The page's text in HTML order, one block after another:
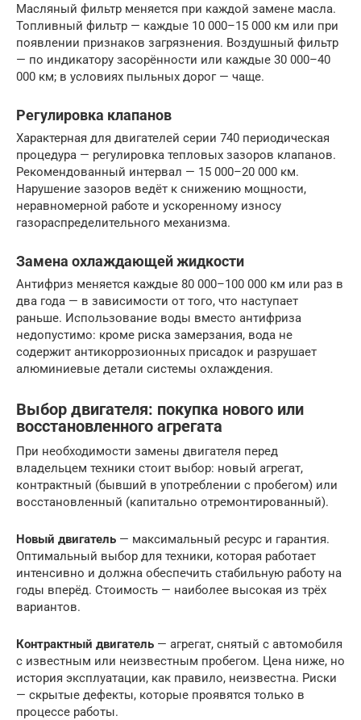
Масляный фильтр меняется при каждой замене масла.
Топливный фильтр — каждые 10 000–15 000 км или при
появлении признаков загрязнения. Воздушный фильтр
— по индикатору засорённости или каждые 30 000–40
000 км; в условиях пыльных дорог — чаще.
Регулировка клапанов
Характерная для двигателей серии 740 периодическая
процедура — регулировка тепловых зазоров клапанов.
Рекомендованный интервал — 15 000–20 000 км.
Нарушение зазоров ведёт к снижению мощности,
неравномерной работе и ускоренному износу
газораспределительного механизма.
Замена охлаждающей жидкости
Антифриз меняется каждые 80 000–100 000 км или раз в
два года — в зависимости от того, что наступает
раньше. Использование воды вместо антифриза
недопустимо: кроме риска замерзания, вода не
содержит антикоррозионных присадок и разрушает
алюминиевые детали системы охлаждения.
Выбор двигателя: покупка нового или
восстановленного агрегата
При необходимости замены двигателя перед
владельцем техники стоит выбор: новый агрегат,
контрактный (бывший в употреблении с пробегом) или
восстановленный (капитально отремонтированный).
Новый двигатель — максимальный ресурс и гарантия.
Оптимальный выбор для техники, которая работает
интенсивно и должна обеспечить стабильную работу на
годы вперёд. Стоимость — наиболее высокая из трёх
вариантов.
Контрактный двигатель — агрегат, снятый с автомобиля
с известным или неизвестным пробегом. Цена ниже, но
история эксплуатации, как правило, неизвестна. Риски
— скрытые дефекты, которые проявятся только в
процессе работы.